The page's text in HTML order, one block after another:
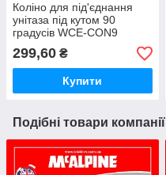
Коліно для під'єднання
унітаза під кутом 90
градусів WCE-CON9
McAlpine
299,60 ₴
Купити
Подібні товари компанії